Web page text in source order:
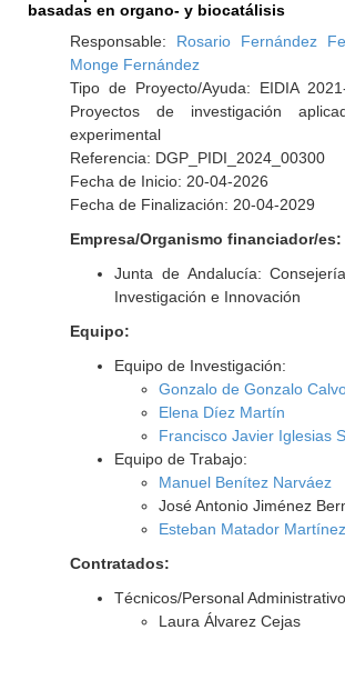
basadas en organo- y biocatálisis
Responsable: Rosario Fernández
Monge Fernández
Tipo de Proyecto/Ayuda: EIDIA
Proyectos de investigación
experimental
Referencia: DGP_PIDI_2024_00300
Fecha de Inicio: 20-04-2026
Fecha de Finalización: 20-04-2029
Empresa/Organismo financiador/es:
Junta de Andalucía:
Investigación e Innovación
Equipo:
Equipo de Investigación:
Gonzalo de Gonzalo
Elena Díez Martín
Francisco Javier Iglesias
Equipo de Trabajo:
Manuel Benítez Narváez
José Antonio Jiménez
Esteban Matador Martínez
Contratados:
Técnicos/Personal
Laura Álvarez Cejas